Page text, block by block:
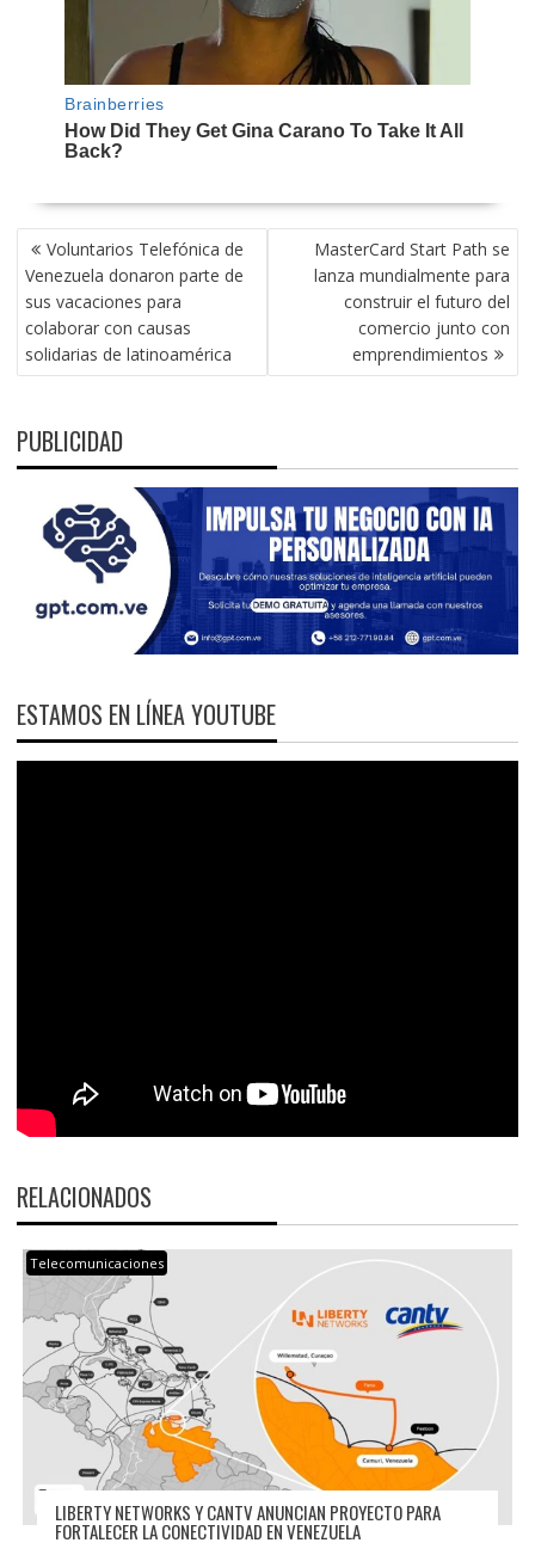
NAVEGACIÓN
DE
ENTRADAS
Voluntarios Telefónica de
Venezuela donaron parte de
sus vacaciones para
colaborar con causas
solidarias de latinoamérica
MasterCard Start Path se
lanza mundialmente para
construir el futuro del
comercio junto con
emprendimientos
PUBLICIDAD
ESTAMOS EN LÍNEA YOUTUBE
RELACIONADOS
Telecomunicaciones
LIBERTY NETWORKS Y CANTV ANUNCIAN PROYECTO PARA
FORTALECER LA CONECTIVIDAD EN VENEZUELA